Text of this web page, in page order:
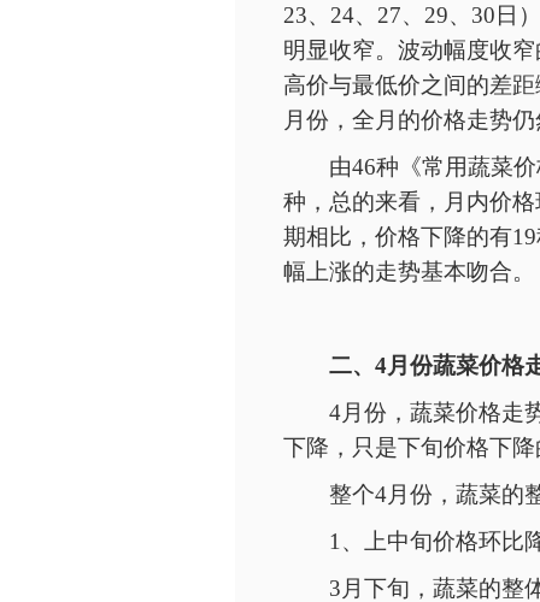
23、24、27、29、30日
明显收窄。波动幅度收
高价与最低价之间的差
月份，全月的价格走势
由46种《常用蔬菜
种，总的来看，月内价
期相比，价格下降的有
幅上涨的走势基本吻合。
二、 4月份蔬菜价格
4月份，蔬菜价格走
下降，只是下旬价格下
整个4月份，蔬菜的
1、上中旬价格环比
3月下旬，蔬菜的整